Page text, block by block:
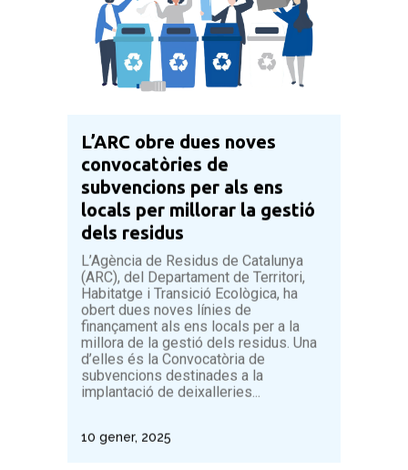
L’ARC obre dues noves
convocatòries de
subvencions per als ens
locals per millorar la gestió
dels residus
L’Agència de Residus de Catalunya
(ARC), del Departament de Territori,
Habitatge i Transició Ecològica, ha
obert dues noves línies de
finançament als ens locals per a la
millora de la gestió dels residus. Una
d’elles és la Convocatòria de
subvencions destinades a la
implantació de deixalleries...
10 gener, 2025